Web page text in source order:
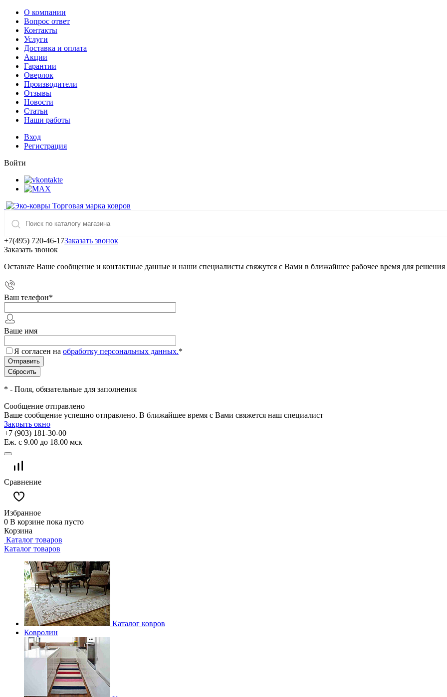
О компании
Вопрос ответ
Контакты
Услуги
Доставка и оплата
Акции
Гарантии
Оверлок
Производители
Отзывы
Новости
Статьи
Наши работы
Вход
Регистрация
Войти
Торговая марка ковров
+7(495) 720-46-17Заказать звонок
Заказать звонок
Оставьте Ваше сообщение и контактные данные и наши специалисты свяжутся с Вами в ближайшее рабочее время для
Ваш телефон*
Ваше имя
Я согласен на обработку персональных данных.*
* - Поля, обязательные для заполнения
Сообщение отправлено
Ваше сообщение успешно отправлено. В ближайшее время с Вами свяжется наш специалист
Закрыть окно
+7 (903) 181-30-00
Еж. с 9.00 до 18.00 мск
Сравнение
Избранное
0 В корзине пока пусто
Корзина
Каталог товаров
Каталог товаров
Каталог ковров
Ковролин